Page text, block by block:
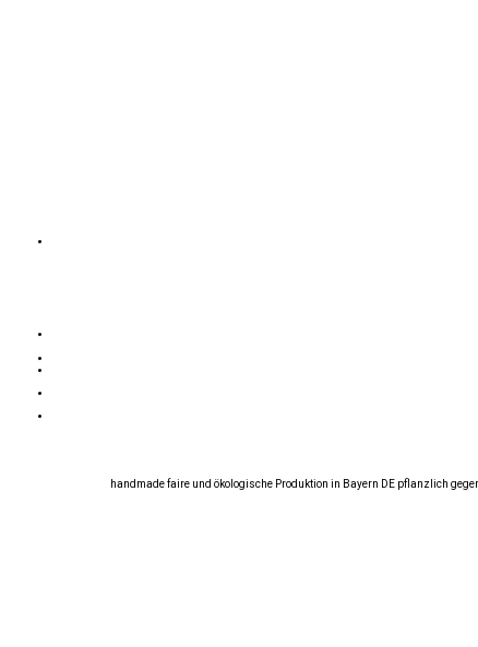
handmade faire und ökologische Produktion in Bayern DE pflanzlich